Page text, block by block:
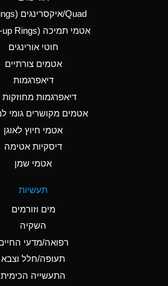
(Aqueous)
Aluminum Phosphate
Ammonia Anhydrous
C
Ammonia Gas (cold)
A
Ammonia Gas (hot)
Ammonium Hydroxide
A
Quad/איקסרינגים (X-Rings)
אטמי תמיכה (Back-up Rings)
חוטי אורינגים
אטמים צורתיים
דיאפרגמות
דיאפרגמות
אטמים מקושרים גומי
אטמי חיוץ לאוגן
דיסקיות אטימה
אטמי שמן
תעשיות
מים וזורמים
השקיה
רפואה/מדעי
תעופה/חלל וצבא
התעשייה הכימית